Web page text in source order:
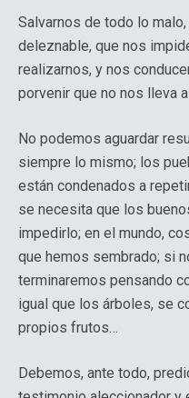
Salvarnos de todo lo
deleznable, que nos
realizarnos, y nos
porvenir que no nos lleva
No podemos aguardar
siempre lo mismo; los
están condenados a
se necesita que los
impedirlo; en el mundo,
que hemos sembrado; si
terminaremos pensando
igual que los árboles, se
propios frutos…
Debemos, ante todo,